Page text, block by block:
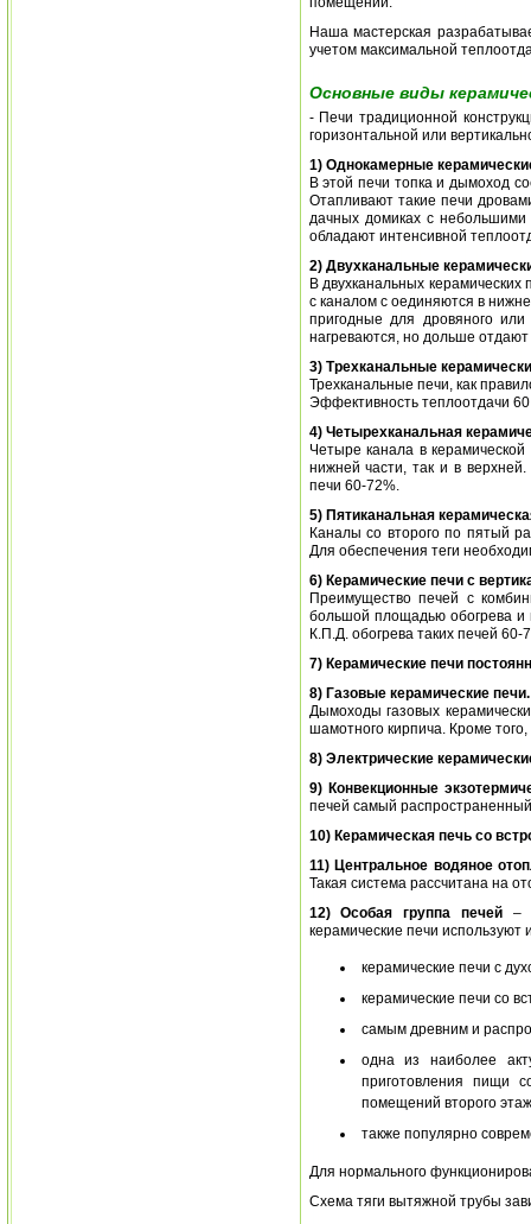
Наша мастерская
учетом максимальной
Основные виды
- Печи традиционной
горизонтальной или
1) Однокамерные
В этой печи топка и дымоход
Отапливают такие печи
дачных домиках с
обладают интенсивной
2) Двухканальные
В двухканальных
с каналом с оединяются в
пригодные для дровяного
нагреваются, но дольше
3) Трехканальные
Трехканальные печи, как
Эффективность теплоотдачи
4) Четырехканальная
Четыре канала в
нижней части, так и в
печи 60-72%.
5) Пятиканальная
Каналы со второго по пятый
Для обеспечения теги
6) Керамические печи с
Преимущество печей с
большой площадью обогрева и
К.П.Д. обогрева таких печей 60-
7) Керамические печи
8) Газовые керамические печи.
Дымоходы газовых
шамотного кирпича. Кроме
8) Электрические
9) Конвекционные
печей самый
10) Керамическая печь со
11) Центральное водяное
Такая система рассчитана на
12) Особая группа печей –
керамические печи используют
керамические печи с
керамические печи со
самым древним и
одна из наиболее
приготовления пищи
помещений второго
также популярно
Для нормального
Схема тяги вытяжной трубы